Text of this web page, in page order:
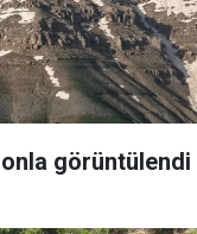
görüntülendi